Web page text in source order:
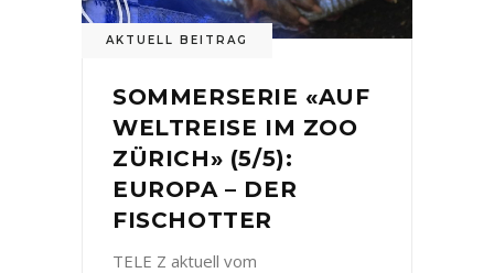
AKTUELL BEITRAG
SOMMERSERIE «AUF
WELTREISE IM ZOO
ZÜRICH» (5/5):
EUROPA – DER
FISCHOTTER
TELE Z aktuell vom